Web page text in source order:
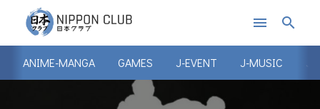
menu search
ANIME-MANGA GAMES J-EVENT J-MUSIC J-